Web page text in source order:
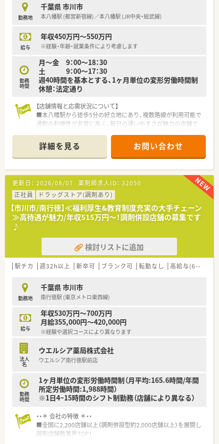
【こんな方にオススメ】
■人気の高い本八幡駅エリアで、複数路線からスムーズにアクセ
■最新の監査システムや音声入力ツールを使いこなし、調剤過誤
を未然に防ぎながら効率的に対人業務を行いたい方です。
帰省などの長期休暇を楽しみたい方にぴったりの求人です。
【やりがい/おすすめポイント】
■大手ドラッグストアチェーンの強みを活かし、福利厚生や充実
■アニバーサリー休暇や特別休暇など豊富な休暇制度が整って
おり、大切な記念日や行事を最優先にできる点が魅力です。
■調剤併設店でありながらトップクラスの処方箋応需枚数を誇
るため、数多くの症例に触れて医療人として成長できます。
勤務地
千葉県 市川市
本八幡駅 (都営新宿線)／本八幡駅 (JR中央・総武線)
給与
年収450万円～550万円
※経験・年齢・就業条件により考慮します
勤務
時間
月～金 9：00～18：30
土 9：00～17：30
週40時間を基本とする、1ヶ月単位の変形労働時間制
休憩：法定通り
【店舗情報と応需状況について】
■本八幡駅から徒歩5分の好立地にあり、複数路線が利用可能で
通勤の利便性が非常に高く、毎日の通いやすさが魅力の店舗で
■内科や小児科など多科目を1日平均100枚から120枚ほど応需
しており、幅広い処方箋に触れることでスキルアップが可能で
す。
■薬剤師は正社員・パート共に複数名体制で運営されており、門
前病院と連携してカルテ情報の共有を行うなど協力体制が整っ
ています。
【法人特徴について】
■全国に720店舗以上を展開する大手チェーンで、コンビニや鉄
道会社とのコラボ店舗など、多角的な事業展開を行う成長企業で
■95％の店舗がマンツーマン出店という戦略をとり、処方元医
師との深い信頼関係のもとで質の高い対人業務を実践していま
す。
■研修が充実しており、5年先や10年先も第一線で活躍し続けら
【職場環境と雰囲気】
■20代から40代を中心に幅広い層が活躍しており、正社員とパ
ートの垣根がなく、お互いに助け合いながら業務に励む温かい職
場です。
■事務スタッフも在籍しているため薬剤師は本来の業務に集中
でき、ダブル監査を徹底するなど、安全管理に対する意識が高い
■門前医師との関係性が非常にスムーズで、疑義照会がしやすい
だけでなく、カルテの閲覧も許可されるなど連携が非常に密な環
【こんな方にオススメ】
■年間休日が120日以上ある環境で、仕事だけでなく趣味や家族
です。
■将来的に管理職や専門薬剤師、本部スタッフなど、自分自身の
志向に合わせて多様なキャリアを選択したいという意欲的な方
詳細を見る お問い合わせ
更新日： 2026/08/07 薬剤師求人ID： 32050
正社員
ドラッグストア(調剤あり)
【市川市/南行徳】≪福利厚生&教育制度充実の大手チェーン
≫高待遇が魅力/年収515万円～！調剤併設店舗の募集です
♪
検討リストに追加
駅チカ 週32h以上 新卒可 ブランク可 転勤なし 高給与(600万円以上)
勤務地
千葉県 市川市
南行徳駅 (東京メトロ東西線)
給与
年収530万円～700万円
月給355,000円～420,000円
※経験や選択コースにより異なります
法人
名
ウエルシア薬局株式会社
ウエルシア南行徳駅前店
勤務
時間
1ヶ月単位の変形労働時間制（月平均:165.6時間/年間
所定労働時間:1,988時間）
※1日4~15時間のシフト制勤務（店舗により異なる）
・・＊ 会社の特徴 ＊・・
■全国に2,200店舗以上（調剤併設型約2,000店舗以上）を展開し
調剤店舗数業界TOP！